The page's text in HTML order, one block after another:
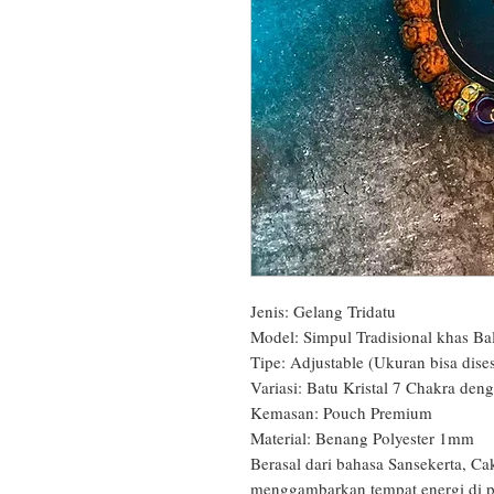
Jenis: Gelang Tridatu
Model: Simpul Tradisional khas
Tipe: Adjustable (Ukuran bisa
Variasi: Batu Kristal 7 Chakra
Kemasan: Pouch Premium
Material: Benang Polyester 1mm
Berasal dari bahasa Sansekerta,
menggambarkan tempat energi di